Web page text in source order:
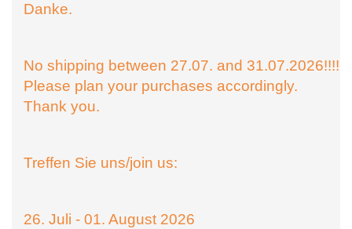
Danke.
No shipping between 27.07. and 31.07.2026!!!!
Please plan your purchases accordingly.
Thank you.
Treffen Sie uns/join us:
26. Juli - 01. August 2026